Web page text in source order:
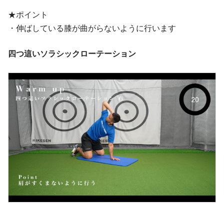
★ポイント
・伸ばしている膝が曲がらないように行います
四つ這いソラシックローテーション